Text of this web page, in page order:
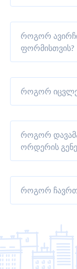
როგორ
ფორმისთვის?
როგორ
როგორ
ორდერის
როგორ